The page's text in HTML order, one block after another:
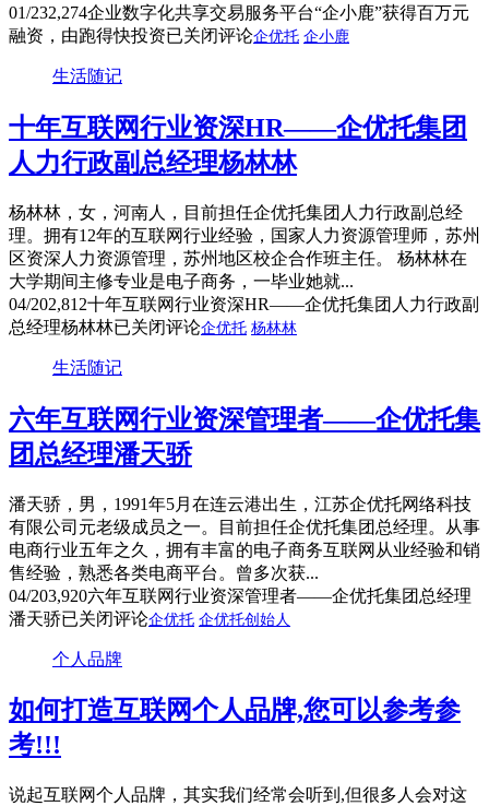
01/232,274企业数字化共享交易服务平台“企小鹿”获得百万元
融资，由跑得快投资已关闭评论企优托 企小鹿
生活随记
十年互联网行业资深HR——企优托集团
人力行政副总经理杨林林
杨林林，女，河南人，目前担任企优托集团人力行政副总经
理。拥有12年的互联网行业经验，国家人力资源管理师，苏州
区资深人力资源管理，苏州地区校企合作班主任。 杨林林在
大学期间主修专业是电子商务，一毕业她就...
04/202,812十年互联网行业资深HR——企优托集团人力行政副
总经理杨林林已关闭评论企优托 杨林林
生活随记
六年互联网行业资深管理者——企优托集
团总经理潘天骄
潘天骄，男，1991年5月在连云港出生，江苏企优托网络科技
有限公司元老级成员之一。目前担任企优托集团总经理。从事
电商行业五年之久，拥有丰富的电子商务互联网从业经验和销
售经验，熟悉各类电商平台。曾多次获...
04/203,920六年互联网行业资深管理者——企优托集团总经理
潘天骄已关闭评论企优托 企优托创始人
个人品牌
如何打造互联网个人品牌,您可以参考参
考!!!
说起互联网个人品牌，其实我们经常会听到,但很多人会对这